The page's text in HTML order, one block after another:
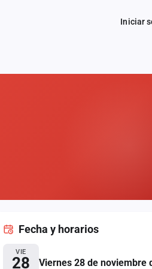
Iniciar
Fecha y horarios
VIE
28 Viernes 28 de noviembre